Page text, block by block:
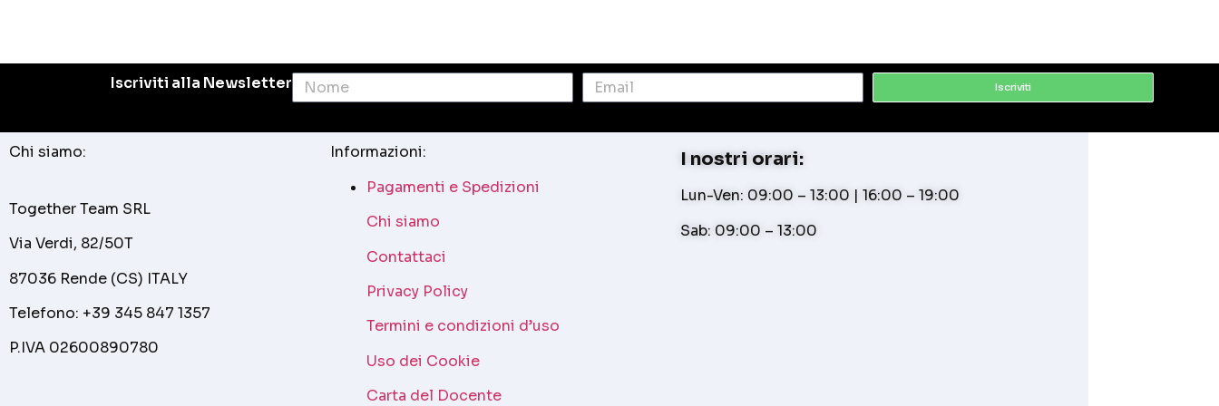
Iscriviti alla Newsletter Iscriviti
Chi siamo:
Together Team SRL
Via Verdi, 82/50T
87036 Rende (CS) ITALY
Telefono: +39 345 847 1357
P.IVA 02600890780
Informazioni:
Pagamenti e Spedizioni
Chi siamo
Contattaci
Privacy Policy
Termini e condizioni d’uso
Uso dei Cookie
Carta del Docente
I nostri orari:
Lun-Ven: 09:00 – 13:00 | 16:00 – 19:00
Sab: 09:00 – 13:00